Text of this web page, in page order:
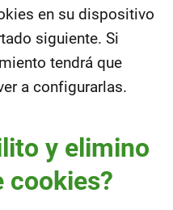
en su dispositivo
siguiente. Si
tendrá que
a configurarlas.
y elimino
cookies?